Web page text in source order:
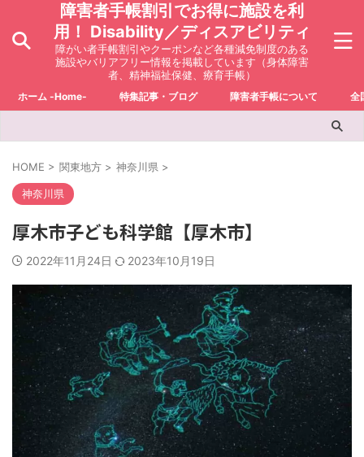
障害者手帳割引でお得に施設を利
用！ Disability／ディスアビリティ
障がい者手帳割引やクーポンなど各種減免制度のある
施設やバリアフリー情報を掲載しています（身体障害
者、精神福祉保健、療育手帳）
ホーム -Home- 特集記事・ブログ 障害者手帳について 全
HOME > 関東地方 > 神奈川県 >
神奈川県
厚木市子ども科学館【厚木市】
2022年11月24日 2023年10月19日